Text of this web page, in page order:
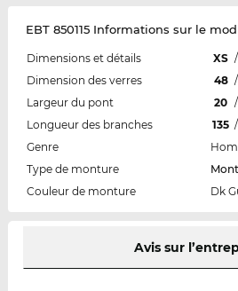
EBT 850115 Informations sur le
Dimensions et détails XS /
Dimension des verres
48 /
Largeur du pont
20 /
Longueur des branches
135 /
Genre
Type de monture
Couleur de monture
Dk
Avis sur